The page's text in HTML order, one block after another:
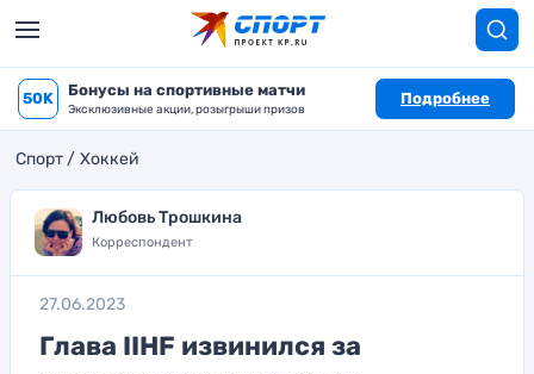
50K Бонусы на спортивные матчи
Эксклюзивные акции, розыгрыши призов
Подробнее
Спорт Хоккей
Любовь Трошкина
Корреспондент
27.06.2023
Глава IIHF извинился за